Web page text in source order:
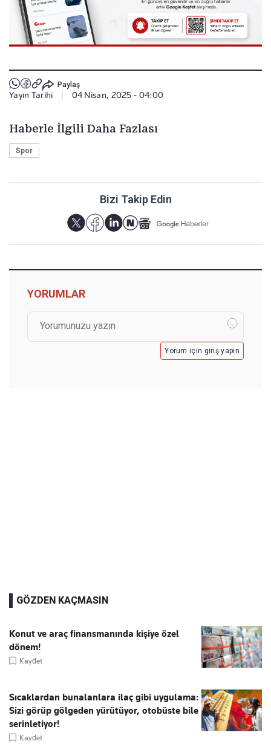
Paylaş
Yayın Tarihi 04 Nisan, 2025 - 04:00
Haberle İlgili Daha Fazlası
Spor
Bizi Takip Edin
YORUMLAR
Yorum için giriş yapın
GÖZDEN KAÇMASIN
Konut ve araç finansmanında kişiye özel
dönem!
Kaydet
Sıcaklardan bunalanlara ilaç gibi uygulama:
Sizi görüp gölgeden yürütüyor, otobüste bile
serinletiyor!
Kaydet